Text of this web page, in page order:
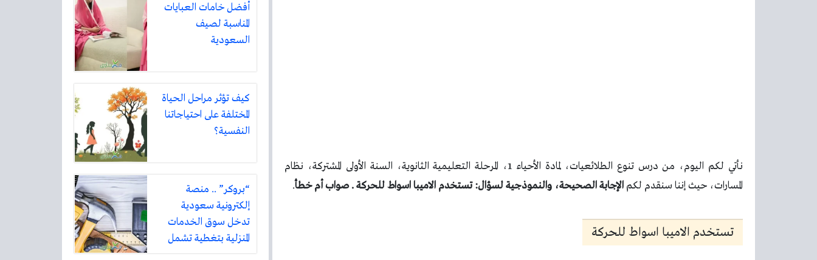
نأتي لكم اليوم، من درس تنوع الطلائعيات، لمادة الأحياء 1، المرحلة التعليمية الثانوية، السنة الأولى المشتركة، نظام
المسارات، حيث إننا سنقدم لكم الإجابة الصحيحة، والنموذجية لسؤال: تستخدم الاميبا اسواط للحركة . صواب أم خطأ.
تستخدم الاميبا اسواط للحركة
أفضل خامات العبايات
المناسبة لصيف
السعودية
كيف تؤثر مراحل الحياة
المختلفة على احتياجاتنا
النفسية؟
“بروكر” .. منصة
إلكترونية سعودية
تدخل سوق الخدمات
المنزلية بتغطية تشمل
أكثر من ثلاثين مدينة